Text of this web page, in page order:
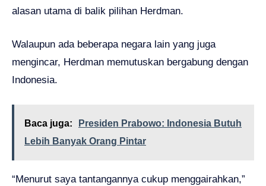
alasan utama di balik pilihan Herdman.
Walaupun ada beberapa negara lain yang juga
mengincar, Herdman memutuskan bergabung dengan
Indonesia.
Baca juga:
Presiden Prabowo: Indonesia Butuh
Lebih Banyak Orang Pintar
“Menurut saya tantangannya cukup menggairahkan,”